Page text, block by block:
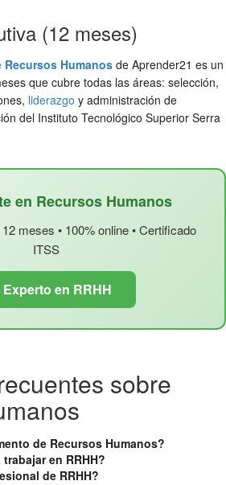
(12 meses)
Humanos de Aprender21 es un
que cubre todas las áreas: selección,
liderazgo y administración de
del Instituto Tecnológico Superior Serra
en Recursos Humanos
meses • 100% online • Certificado
ITSS
Experto en RRHH
sobre
de Recursos Humanos?
en RRHH?
de RRHH?